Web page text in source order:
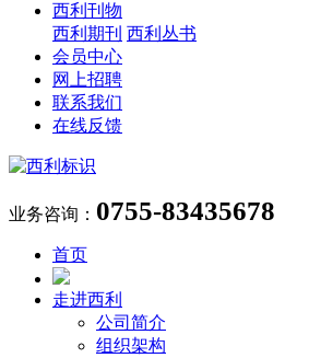
西利刊物
西利期刊 西利丛书
会员中心
网上招聘
联系我们
在线反馈
业务咨询： 0755-83435678
首页
走进西利
公司简介
组织架构